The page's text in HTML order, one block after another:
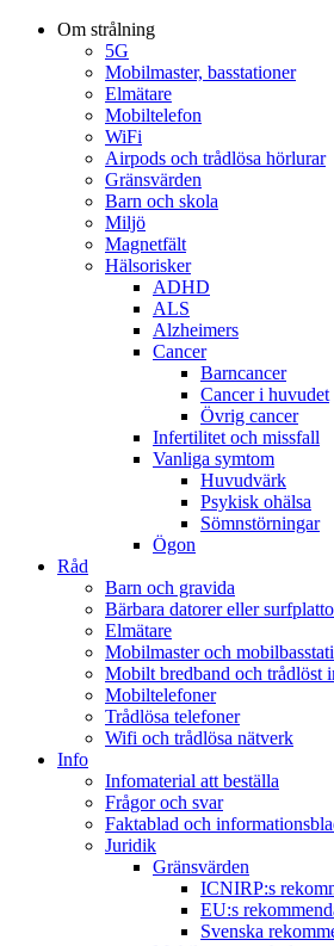
Om strålning
5G
Mobilmaster, basstationer
Elmätare
Mobiltelefon
WiFi
Airpods och trådlösa hörlurar
Gränsvärden
Barn och skola
Miljö
Magnetfält
Hälsorisker
ADHD
ALS
Alzheimers
Cancer
Barncancer
Cancer i huvudet
Övrig cancer
Infertilitet och missfall
Vanliga symtom
Huvudvärk
Psykisk ohälsa
Sömnstörningar
Ögon
Råd
Barn och gravida
Bärbara datorer eller
Elmätare
Mobilmaster och
Mobilt bredband och trådlöst
Mobiltelefoner
Trådlösa telefoner
Wifi och trådlösa nätverk
Info
Infomaterial att beställa
Frågor och svar
Faktablad och
Juridik
Gränsvärden
ICNIRP:s
EU:s
Svenska